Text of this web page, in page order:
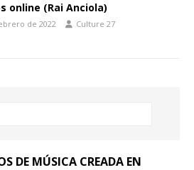
online (Rai Anciola)
de 2022 Culture 27
DE MÚSICA CREADA EN